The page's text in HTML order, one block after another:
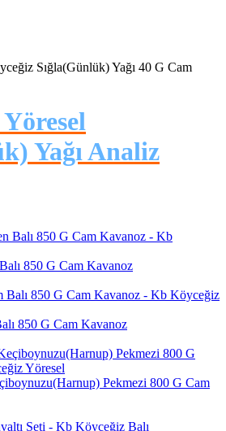
Sığla(Günlük) Yağı 40 G Cam
Yağı Analiz
850 G Cam Kavanoz
850 G Cam Kavanoz
Pekmezi 800 G Cam